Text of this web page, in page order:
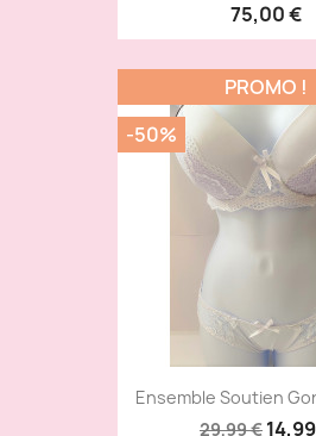
75,00 €
Ensemble Soutien
29,99 €
PROMO !
-50%